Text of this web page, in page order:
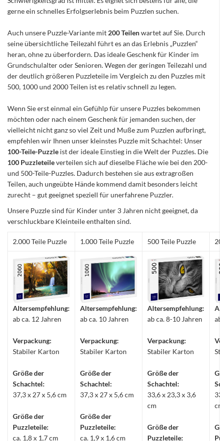
gerne ein schnelles Erfolgserlebnis beim Puzzlen suchen.
Auch unsere Puzzle-Variante mit 200 Teilenwartet auf Sie. Durch
seine übersichtliche Teilezahl führt es an das Erlebnis „Puzzlen“
heran, ohne zu überfordern. Das ideale Geschenk für Kinder im
Grundschulalter oder Senioren. Wegen der geringen Teilezahl und
der deutlich größeren Puzzleteile im Vergleich zu den Puzzles mit
500, 1000 und 2000 Teilen ist es relativ schnell zu legen.
Wenn Sie erst einmal ein Gefühlp für unsere Puzzles bekommen
möchten oder nach einem Geschenk für jemanden suchen, der
vielleicht nicht ganz so viel Zeit und Muße zum Puzzlen aufbringt,
empfehlen wir Ihnen unser kleinstes Puzzle mit Schachtel: Unser
100-Teile-Puzzle ist der ideale Einstieg in die Welt der Puzzles. Die
100 Puzzleteileverteilen sich auf dieselbe Fläche wie bei den 200-
und 500-Teile-Puzzles. Dadurch bestehen sie aus extragroßen
Teilen, auch ungeübte Hände kommend damit besonders leicht
zurecht – gut geeignet speziell für unerfahrene Puzzler.
Unsere Puzzle sind für Kinder unter 3 Jahren nicht geeignet, da
verschluckbare Kleinteile enthalten sind.
2.000 Teile Puzzle 1.000 Teile Puzzle 500 Teile Puzzle
Altersempfehlung:
ab ca. 12 Jahren
Verpackung:
Stabiler Karton
Größe der
Schachtel:
37,3 x 27 x 5,6 cm
Größe der
Puzzleteile:
ca. 1,8 x 1,7 cm
Altersempfehlung:
ab ca. 10 Jahren
Verpackung:
Stabiler Karton
Größe der
Schachtel:
37,3 x 27 x 5,6 cm
Größe der
Puzzleteile:
ca. 1,9 x 1,6 cm
Altersempfehlung:
ab ca. 8-10 Jahren
Verpackung:
Stabiler Karton
Größe der
Schachtel:
33,6 x 23,3 x 3,6
cm
Größe der
Puzzleteile: